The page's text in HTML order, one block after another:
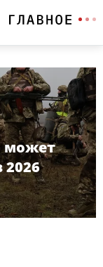
может
2026